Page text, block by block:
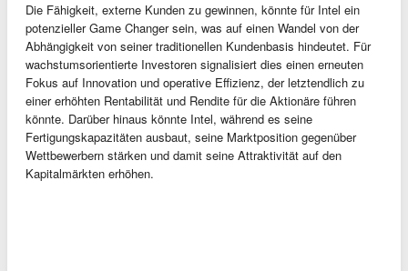
Die Fähigkeit, externe Kunden zu gewinnen, könnte für Intel ein
potenzieller Game Changer sein, was auf einen Wandel von der
Abhängigkeit von seiner traditionellen Kundenbasis hindeutet. Für
wachstumsorientierte Investoren signalisiert dies einen erneuten
Fokus auf Innovation und operative Effizienz, der letztendlich zu
einer erhöhten Rentabilität und Rendite für die Aktionäre führen
könnte. Darüber hinaus könnte Intel, während es seine
Fertigungskapazitäten ausbaut, seine Marktposition gegenüber
Wettbewerbern stärken und damit seine Attraktivität auf den
Kapitalmärkten erhöhen.